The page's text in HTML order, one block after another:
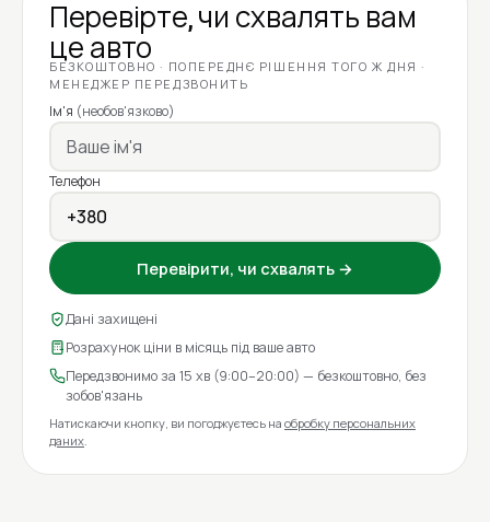
Перевірте, чи схвалять вам
це авто
БЕЗКОШТОВНО · ПОПЕРЕДНЄ РІШЕННЯ ТОГО Ж ДНЯ ·
МЕНЕДЖЕР ПЕРЕДЗВОНИТЬ
Ім'я (необов'язково)
Телефон
Перевірити, чи схвалять →
Дані захищені
Розрахунок ціни в місяць під ваше авто
Передзвонимо за 15 хв (9:00–20:00) — безкоштовно, без
зобов'язань
Натискаючи кнопку, ви погоджуєтесь на обробку персональних
даних.